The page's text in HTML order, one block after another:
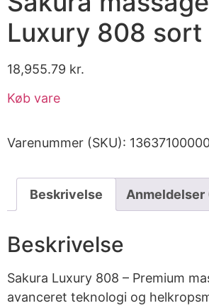
Luxury 808 sort
18,955.79 kr.
Køb vare
Varenummer (SKU):
Beskrivelse Anmeldelser
Beskrivelse
Sakura Luxury 808 – Premium
avanceret teknologi og